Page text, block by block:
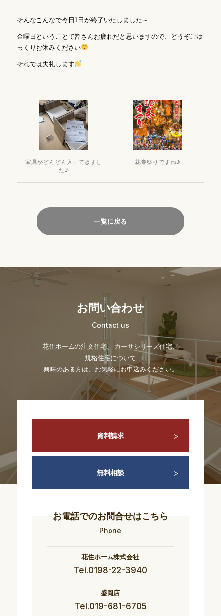
そんなこんなで今日1日が終了いたしました～
金曜日ということで皆さんお疲れだと思いますので、どうぞごゆ
っくりお休みください
それでは失礼します
家具がどんどん入ってきまし
た♪
花巻祭りですね♪
一覧に戻る
お問い合わせ
Contact us
花住ホームの注文住宅、 カーサシリーズ住宅、
規格住宅について
興味のある方は、お気軽にお申込みください。
資料請求
無料相談
お電話でのお問合せはこちら
Phone
花住ホーム株式会社
Tel.0198-22-3940
盛岡店
Tel.019-681-6705